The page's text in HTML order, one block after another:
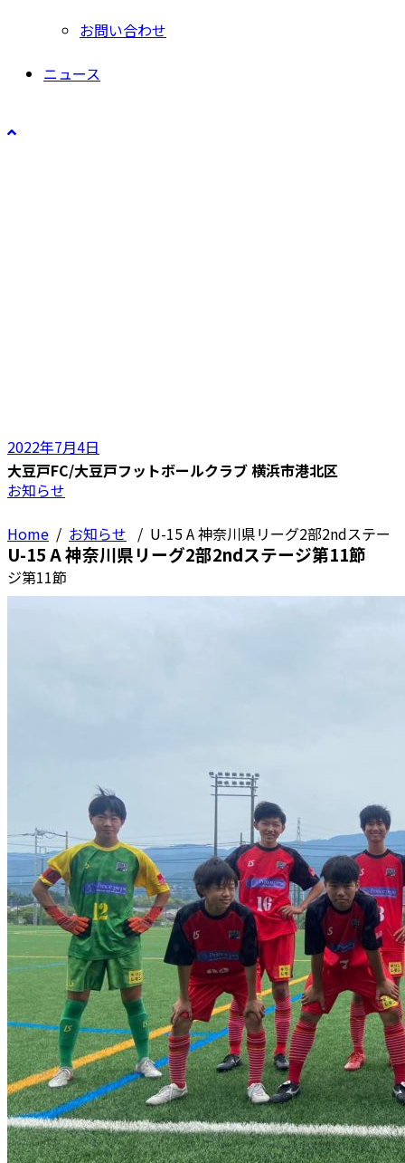
お問い合わせ
ニュース
大豆戸FC/大豆戸フットボールクラブ 横浜市港北区
Home / お知らせ / U-15 A 神奈川県リーグ2部2ndステー
ジ第11節
2022年7月4日
お知らせ
U-15 A 神奈川県リーグ2部2ndステージ第11節